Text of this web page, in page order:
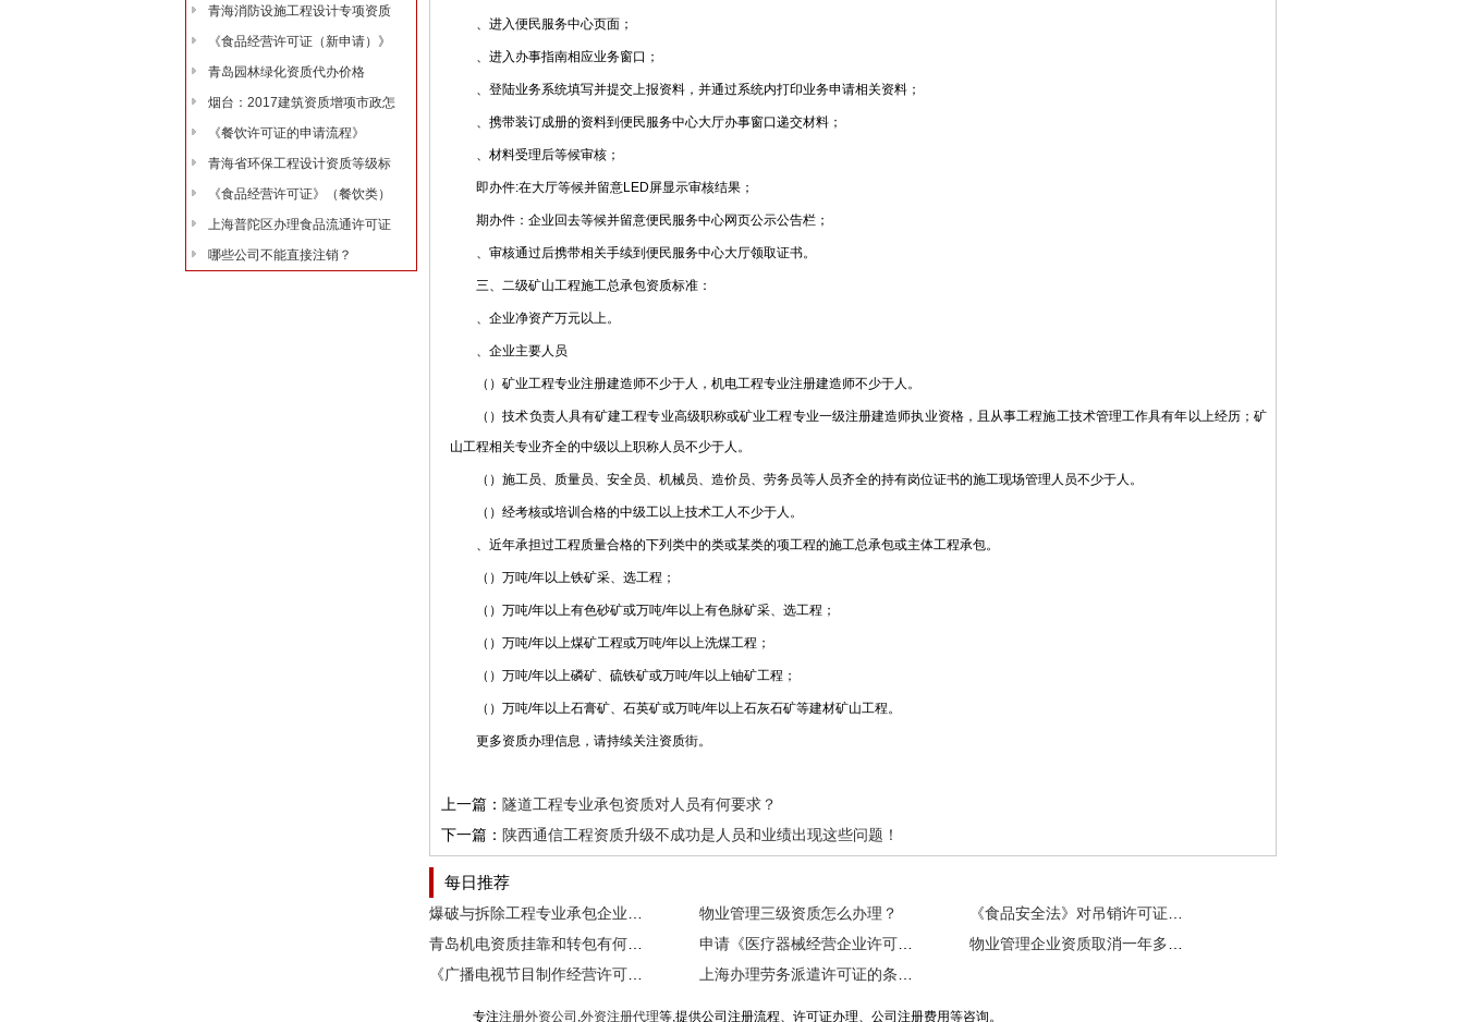
青海消防设施工程设计专项资质
《食品经营许可证（新申请）》
青岛园林绿化资质代办价格
烟台：2017建筑资质增项市政怎
《餐饮许可证的申请流程》
青海省环保工程设计资质等级标
《食品经营许可证》（餐饮类）
上海普陀区办理食品流通许可证
哪些公司不能直接注销？
、进入便民服务中心页面；
、进入办事指南相应业务窗口；
、登陆业务系统填写并提交上报资料，并通过系统内打印业务申请相关资料；
、携带装订成册的资料到便民服务中心大厅办事窗口递交材料；
、材料受理后等候审核；
即办件:在大厅等候并留意LED屏显示审核结果；
期办件：企业回去等候并留意便民服务中心网页公示公告栏；
、审核通过后携带相关手续到便民服务中心大厅领取证书。
三、二级矿山工程施工总承包资质标准：
、企业净资产万元以上。
、企业主要人员
（）矿业工程专业注册建造师不少于人，机电工程专业注册建造师不少于人。
（）技术负责人具有矿建工程专业高级职称或矿业工程专业一级注册建造师执业资格，且从事工程施工技术管理工作具有年以上经历；矿
山工程相关专业齐全的中级以上职称人员不少于人。
（）施工员、质量员、安全员、机械员、造价员、劳务员等人员齐全的持有岗位证书的施工现场管理人员不少于人。
（）经考核或培训合格的中级工以上技术工人不少于人。
、近年承担过工程质量合格的下列类中的类或某类的项工程的施工总承包或主体工程承包。
（）万吨/年以上铁矿采、选工程；
（）万吨/年以上有色砂矿或万吨/年以上有色脉矿采、选工程；
（）万吨/年以上煤矿工程或万吨/年以上洗煤工程；
（）万吨/年以上磷矿、硫铁矿或万吨/年以上铀矿工程；
（）万吨/年以上石膏矿、石英矿或万吨/年以上石灰石矿等建材矿山工程。
更多资质办理信息，请持续关注资质街。
上一篇： 隧道工程专业承包资质对人员有何要求？
下一篇： 陕西通信工程资质升级不成功是人员和业绩出现这些问题！
每日推荐
物业管理三级资质怎么办理？
专注注册外资公司 ,外资注册代理等,提供公司注册流程、许可证办理、公司注册费用等咨询。